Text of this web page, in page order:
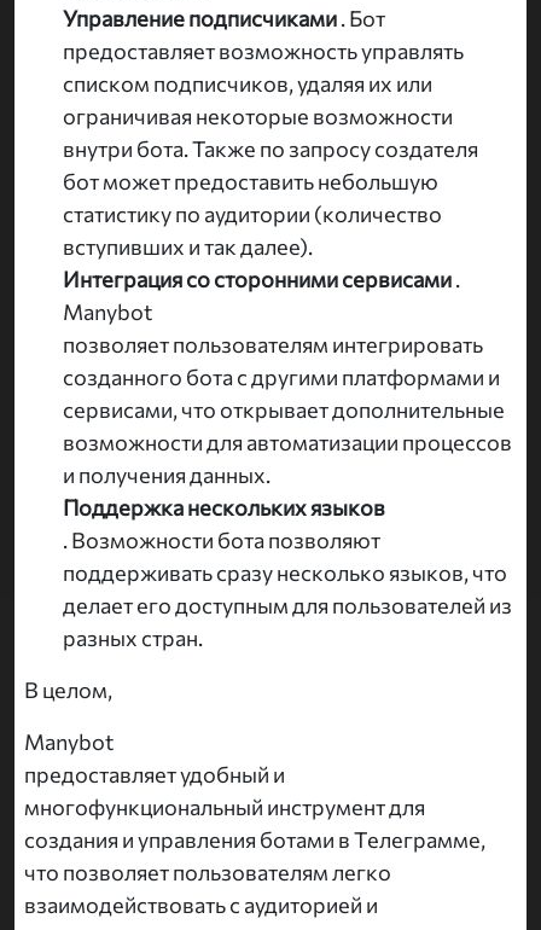
Управление подписчиками. Бот
предоставляет возможность управлять
списком подписчиков, удаляя их или
ограничивая некоторые возможности
внутри бота. Также по запросу создателя
бот может предоставить небольшую
статистику по аудитории (количество
вступивших и так далее).
Интеграция со сторонними сервисами.
Manybot
позволяет пользователям интегрировать
созданного бота с другими платформами и
сервисами, что открывает дополнительные
возможности для автоматизации процессов
и получения данных.
Поддержка нескольких языков
. Возможности бота позволяют
поддерживать сразу несколько языков, что
делает его доступным для пользователей из
разных стран.
В целом,
Manybot
предоставляет удобный и
многофункциональный инструмент для
создания и управления ботами в Телеграмме,
что позволяет пользователям легко
взаимодействовать с аудиторией и